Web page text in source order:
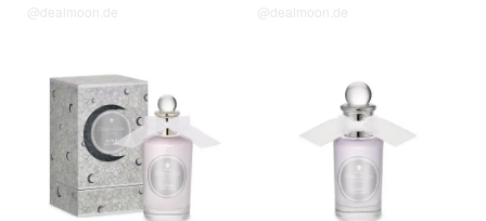
@dealmoon.de @dealmoon.de